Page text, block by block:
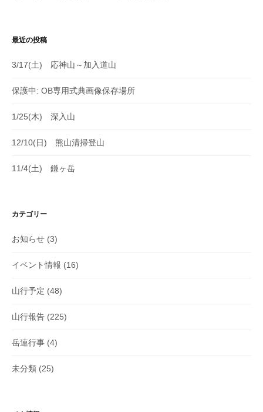
最近の投稿
3/17(土) 応神山～加入道山
保護中: OB専用式典画像保存場所
1/25(木) 深入山
12/10(日) 熊山清掃登山
11/4(土) 鎌ヶ岳
カテゴリー
お知らせ (3)
イベント情報 (16)
山行予定 (48)
山行報告 (225)
岳連行事 (4)
未分類 (25)